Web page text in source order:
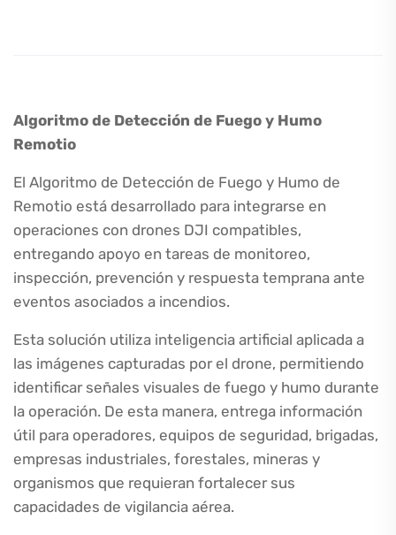
Algoritmo de Detección de Fuego y Humo
Remotio
El Algoritmo de Detección de Fuego y Humo de
Remotio está desarrollado para integrarse en
operaciones con drones DJI compatibles,
entregando apoyo en tareas de monitoreo,
inspección, prevención y respuesta temprana ante
eventos asociados a incendios.
Esta solución utiliza inteligencia artificial aplicada a
las imágenes capturadas por el drone, permitiendo
identificar señales visuales de fuego y humo durante
la operación. De esta manera, entrega información
útil para operadores, equipos de seguridad, brigadas,
empresas industriales, forestales, mineras y
organismos que requieran fortalecer sus
capacidades de vigilancia aérea.